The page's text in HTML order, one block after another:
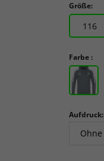
Größe:
116
Farbe :
Aufdruck: